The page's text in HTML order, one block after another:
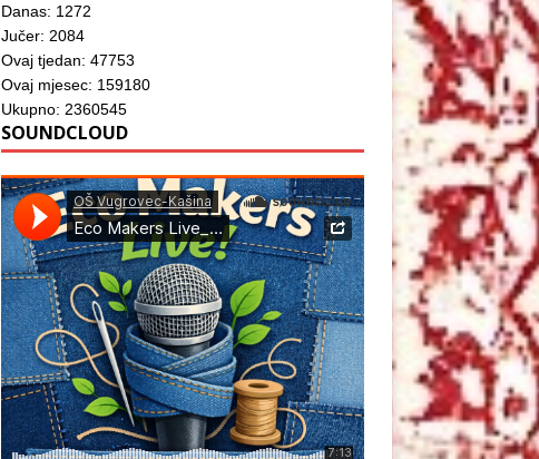
Danas: 1272
Jučer: 2084
Ovaj tjedan: 47753
Ovaj mjesec: 159180
Ukupno: 2360545
SOUNDCLOUD